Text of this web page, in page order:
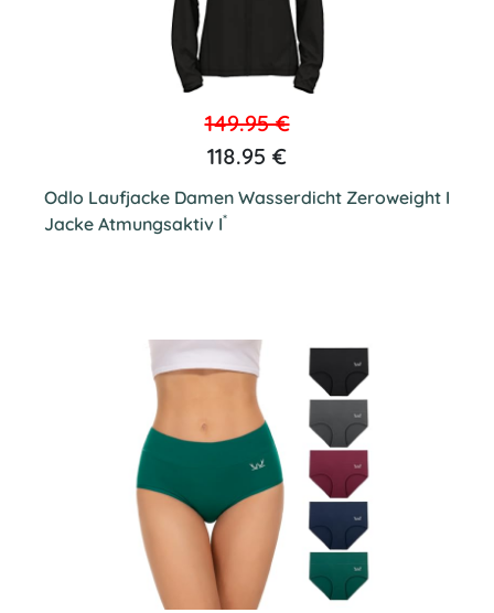
149.95 €
118.95 €
Odlo Laufjacke Damen Wasserdicht Zeroweight I
Jacke Atmungsaktiv I*